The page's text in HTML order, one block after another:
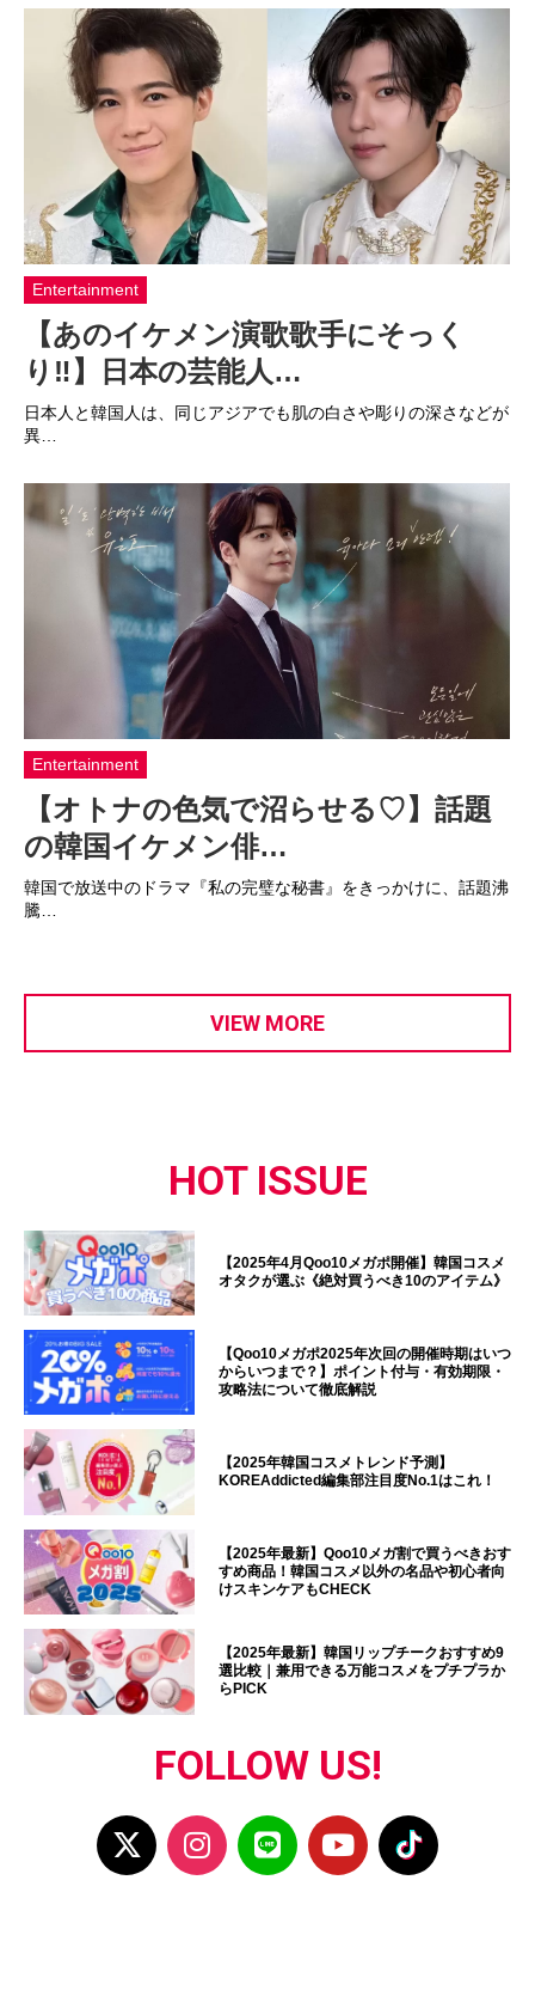
Entertainment
【あのイケメン演歌歌手にそっく
り‼】日本の芸能人…
日本人と韓国人は、同じアジアでも肌の白さや彫りの深さなどが
異…
Entertainment
【オトナの色気で沼らせる♡】話題
の韓国イケメン俳…
韓国で放送中のドラマ『私の完璧な秘書』をきっかけに、話題沸
騰…
VIEW MORE
HOT ISSUE
【2025年4月Qoo10メガポ開催】韓国コスメ
オタクが選ぶ《絶対買うべき10のアイテム》
【Qoo10メガポ2025年次回の開催時期はいつ
からいつまで？】ポイント付与・有効期限・
攻略法について徹底解説
【2025年韓国コスメトレンド予測】
KOREAddicted編集部注目度No.1はこれ！
【2025年最新】Qoo10メガ割で買うべきおす
すめ商品！韓国コスメ以外の名品や初心者向
けスキンケアもCHECK
【2025年最新】韓国リップチークおすすめ9
選比較｜兼用できる万能コスメをプチプラか
らPICK
FOLLOW US!